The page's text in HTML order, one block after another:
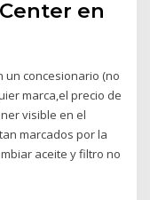
en
un concesionario (no
marca,el precio de
visible en el
marcados por la
aceite y filtro no